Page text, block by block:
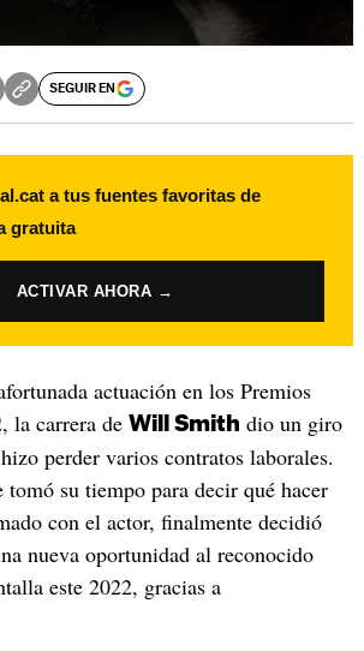
SEGUIR EN
a tus fuentes favoritas de
gratuita
ACTIVAR AHORA →
actuación en los Premios
la carrera de Will Smith dio un giro
perder varios contratos laborales.
su tiempo para decir qué hacer
con el actor, finalmente decidió
nueva oportunidad al reconocido
este 2022, gracias a